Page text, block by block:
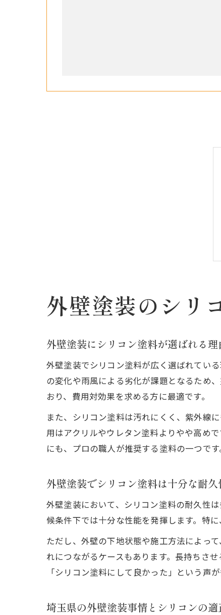
外壁塗装のシリ
外壁塗装にシリコン塗料が選ばれる理
外壁塗装でシリコン塗料が広く選ばれてい
の変化や雨風による劣化が課題となるため
おり、費用対効果を求める方に最適です。
また、シリコン塗料は汚れにくく、紫外線
用はアクリルやウレタン塗料よりやや高め
にも、プロの職人が推奨する塗料の一つです
外壁塗装でシリコン塗料は十分な耐久
外壁塗装において、シリコン塗料の耐久性
候条件下では十分な性能を発揮します。特
ただし、外壁の下地状態や施工方法によっ
れにつながるケースもあります。長持ちさ
「シリコン塗料にして良かった」という声
埼玉県の外壁塗装事情とシリコンの適